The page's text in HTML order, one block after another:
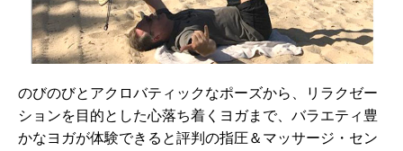
のびのびとアクロバティックなポーズから、リラクゼー
ションを目的とした心落ち着くヨガまで、バラエティ豊
かなヨガが体験できると評判の指圧＆マッサージ・セン